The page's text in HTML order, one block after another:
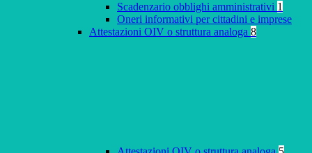
Scadenzario obblighi amministrativi 1
Oneri informativi per cittadini e imprese
Attestazioni OIV o struttura analoga 8